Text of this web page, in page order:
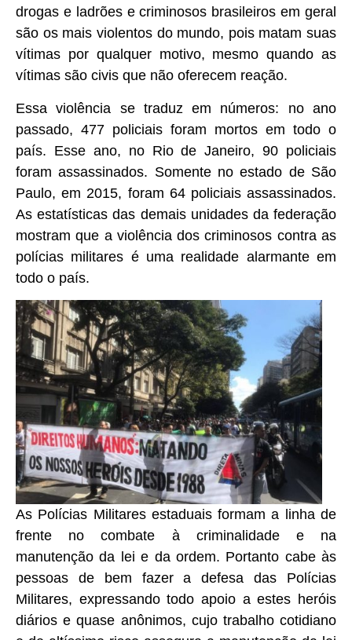
drogas e ladrões e criminosos brasileiros em geral
são os mais violentos do mundo, pois matam suas
vítimas por qualquer motivo, mesmo quando as
vítimas são civis que não oferecem reação.
Essa violência se traduz em números: no ano
passado, 477 policiais foram mortos em todo o
país. Esse ano, no Rio de Janeiro, 90 policiais
foram assassinados. Somente no estado de São
Paulo, em 2015, foram 64 policiais assassinados.
As estatísticas das demais unidades da federação
mostram que a violência dos criminosos contra as
polícias militares é uma realidade alarmante em
todo o país.
As Polícias Militares estaduais formam a linha de
frente no combate à criminalidade e na
manutenção da lei e da ordem. Portanto cabe às
pessoas de bem fazer a defesa das Polícias
Militares, expressando todo apoio a estes heróis
diários e quase anônimos, cujo trabalho cotidiano